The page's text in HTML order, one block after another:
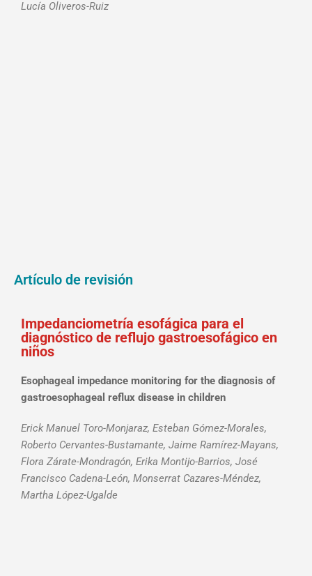
Lucía Oliveros-Ruiz
Artículo de revisión
Impedanciometría esofágica para el
diagnóstico de reflujo gastroesofágico en
niños
Esophageal impedance monitoring for the diagnosis of
gastroesophageal reflux disease in children
Erick Manuel Toro-Monjaraz, Esteban Gómez-Morales,
Roberto Cervantes-Bustamante, Jaime Ramírez-Mayans,
Flora Zárate-Mondragón, Erika Montijo-Barrios, José
Francisco Cadena-León, Monserrat Cazares-Méndez,
Martha López-Ugalde